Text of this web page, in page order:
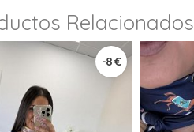
Relacionados
-8 €